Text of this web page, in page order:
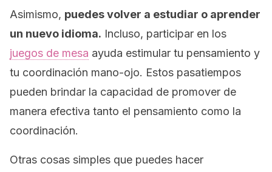
Asimismo, puedes volver a estudiar o aprender
un nuevo idioma. Incluso, participar en los
juegos de mesa ayuda estimular tu pensamiento y
tu coordinación mano-ojo. Estos pasatiempos
pueden brindar la capacidad de promover de
manera efectiva tanto el pensamiento como la
coordinación.
Otras cosas simples que puedes hacer